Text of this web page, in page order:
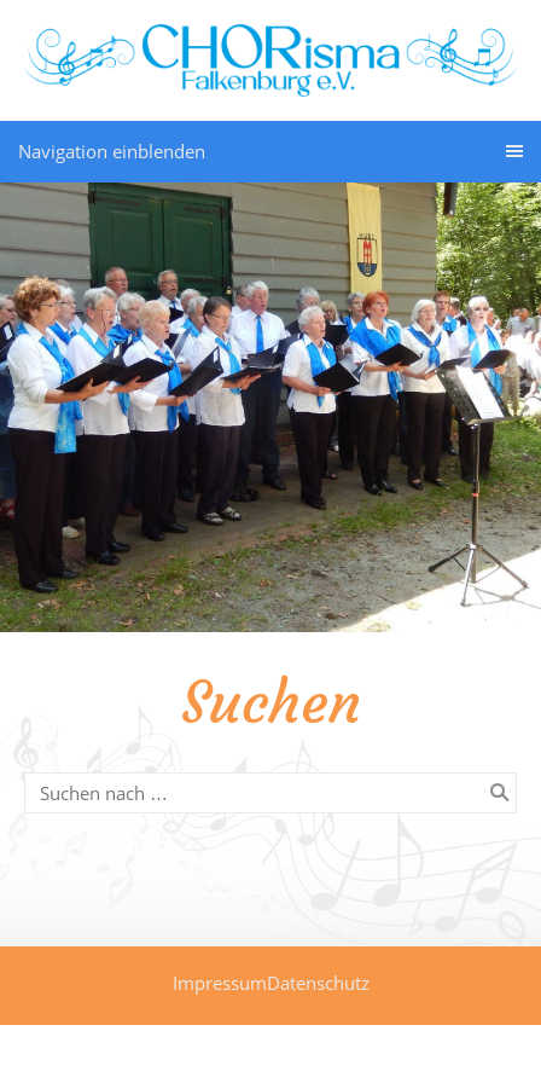
Navigation einblenden
Suchen
ImpressumDatenschutz